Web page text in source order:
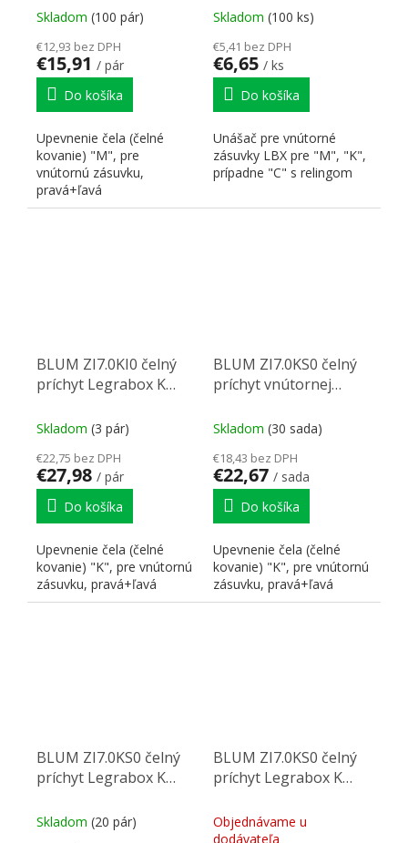
Skladom (100 pár)
€12,93 bez DPH
€15,91 / pár
Do košíka
Upevnenie čela (čelné
kovanie) "M", pre
vnútornú zásuvku,
pravá+ľavá
Legrabox/Merivobox
Skladom (100 ks)
€5,41 bez DPH
€6,65 / ks
Do košíka
Unášač pre vnútorné
zásuvky LBX pre "M", "K",
prípadne "C" s relingom
BLUM ZI7.0KI0 čelný
príchyt Legrabox K
Skladom (3 pár)
€22,75 bez DPH
€27,98 / pár
Do košíka
Upevnenie čela (čelné
kovanie) "K", pre vnútornú
zásuvku, pravá+ľavá
BLUM ZI7.0KS0 čelný
príchyt vnútornej
karbon čierna CS-M
Skladom (30 sada)
€18,43 bez DPH
€22,67 / sada
Do košíka
Upevnenie čela (čelné
kovanie) "K", pre vnútornú
zásuvku, pravá+ľavá
BLUM ZI7.0KS0 čelný
príchyt Legrabox K
Skladom (20 pár)
BLUM ZI7.0KS0 čelný
príchyt Legrabox K
Objednávame u
dodávateľa